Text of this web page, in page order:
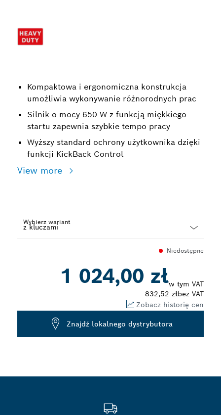
Kompaktowa i ergonomiczna konstrukcja
umożliwia wykonywanie różnorodnych prac
Silnik o mocy 650 W z funkcją miękkiego
startu zapewnia szybkie tempo pracy
Wyższy standard ochrony użytkownika dzięki
funkcji KickBack Control
View more
Wybierz wariant
Niedostępne
1 024,00 złw tym VAT
832,52 złbez VAT
Zobacz historię cen
Znajdź lokalnego dystrybutora